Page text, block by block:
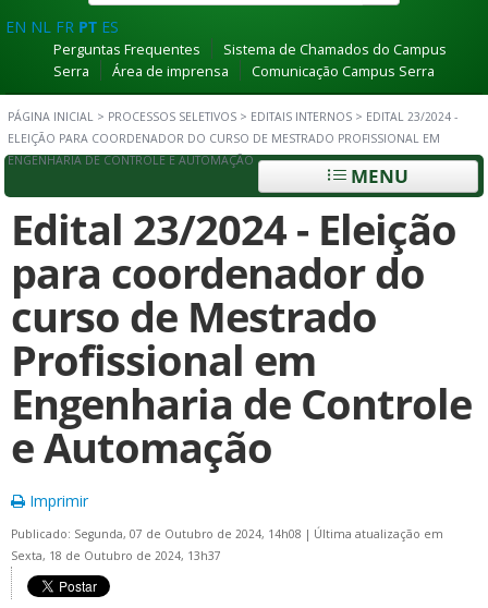
EN NL FR PT ES
Perguntas Frequentes
Sistema de Chamados do Campus
Serra
Área de imprensa Comunicação Campus Serra
PÁGINA INICIAL > PROCESSOS SELETIVOS > EDITAIS INTERNOS > EDITAL 23/2024 -
ELEIÇÃO PARA COORDENADOR DO CURSO DE MESTRADO PROFISSIONAL EM
ENGENHARIA DE CONTROLE E AUTOMAÇÃO
MENU
Edital 23/2024 - Eleição
para coordenador do
curso de Mestrado
Profissional em
Engenharia de Controle
e Automação
Imprimir
Publicado: Segunda, 07 de Outubro de 2024, 14h08 | Última atualização em
Sexta, 18 de Outubro de 2024, 13h37